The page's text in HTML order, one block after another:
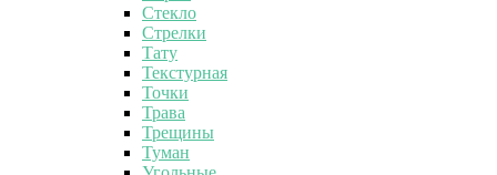
Стекло
Стрелки
Тату
Текстурная
Точки
Трава
Трещины
Туман